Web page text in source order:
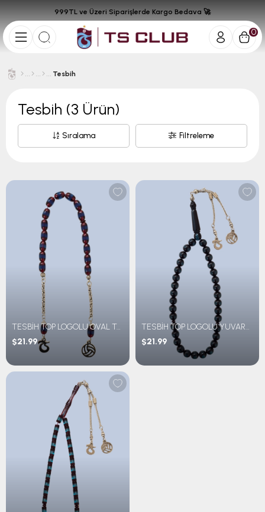
0
999TL ve Üzeri Siparişlerde Kargo Bedava 🚀
Tesbih
Tesbih (3 Ürün)
Filtreleme
Sıralama
TESBİH TOP LOGOLU OVAL TAŞLI
$21.99
TESBİH TOP LOGOLU YUVARLAK TAŞLI
$21.99